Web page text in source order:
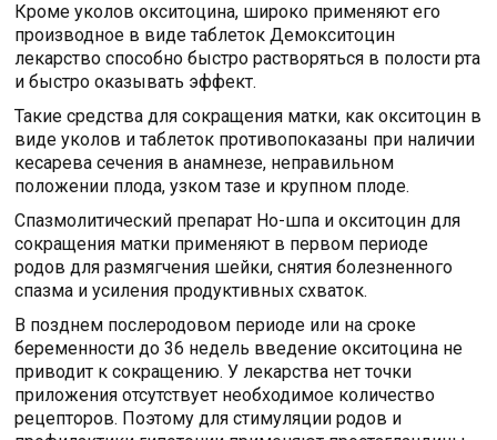
Кроме уколов окситоцина, широко применяют его
производное в виде таблеток Демокситоцин
лекарство способно быстро растворяться в полости рта
и быстро оказывать эффект.
Такие средства для сокращения матки, как окситоцин в
виде уколов и таблеток противопоказаны при наличии
кесарева сечения в анамнезе, неправильном
положении плода, узком тазе и крупном плоде.
Спазмолитический препарат Но-шпа и окситоцин для
сокращения матки применяют в первом периоде
родов для размягчения шейки, снятия болезненного
спазма и усиления продуктивных схваток.
В позднем послеродовом периоде или на сроке
беременности до 36 недель введение окситоцина не
приводит к сокращению. У лекарства нет точки
приложения отсутствует необходимое количество
рецепторов. Поэтому для стимуляции родов и